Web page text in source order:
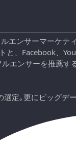
エンサーマーケ
と、Facebook、
エンサーを推薦
定｡更にビッグデ